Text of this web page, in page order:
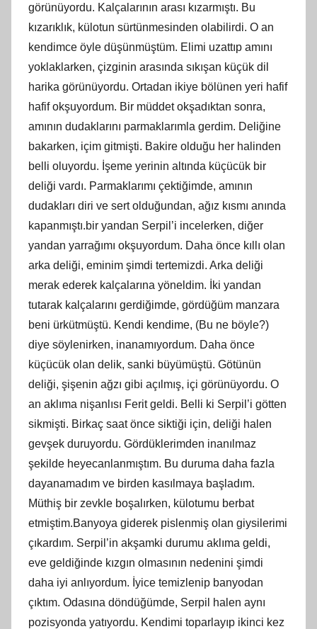
görünüyordu. Kalçalarının arası kızarmıştı. Bu
kızarıklık, külotun sürtünmesinden olabilirdi. O an
kendimce öyle düşünmüştüm. Elimi uzattıp amını
yoklaklarken, çizginin arasında sıkışan küçük dil
harika görünüyordu. Ortadan ikiye bölünen yeri hafif
hafif okşuyordum. Bir müddet okşadıktan sonra,
amının dudaklarını parmaklarımla gerdim. Deliğine
bakarken, içim gitmişti. Bakire olduğu her halinden
belli oluyordu. İşeme yerinin altında küçücük bir
deliği vardı. Parmaklarımı çektiğimde, amının
dudakları diri ve sert olduğundan, ağız kısmı anında
kapanmıştı.bir yandan Serpil’i incelerken, diğer
yandan yarrağımı okşuyordum. Daha önce kıllı olan
arka deliği, eminim şimdi tertemizdi. Arka deliği
merak ederek kalçalarına yöneldim. İki yandan
tutarak kalçalarını gerdiğimde, gördüğüm manzara
beni ürkütmüştü. Kendi kendime, (Bu ne böyle?)
diye söylenirken, inanamıyordum. Daha önce
küçücük olan delik, sanki büyümüştü. Götünün
deliği, şişenin ağzı gibi açılmış, içi görünüyordu. O
an aklıma nişanlısı Ferit geldi. Belli ki Serpil’i götten
sikmişti. Birkaç saat önce siktiği için, deliği halen
gevşek duruyordu. Gördüklerimden inanılmaz
şekilde heyecanlanmıştım. Bu duruma daha fazla
dayanamadım ve birden kasılmaya başladım.
Müthiş bir zevkle boşalırken, külotumu berbat
etmiştim.Banyoya giderek pislenmiş olan giysilerimi
çıkardım. Serpil’in akşamki durumu aklıma geldi,
eve geldiğinde kızgın olmasının nedenini şimdi
daha iyi anlıyordum. İyice temizlenip banyodan
çıktım. Odasına döndüğümde, Serpil halen aynı
pozisyonda yatıyordu. Kendimi toparlayıp ikinci kez